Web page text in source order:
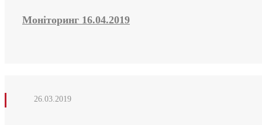
Моніторинг 16.04.2019
26.03.2019